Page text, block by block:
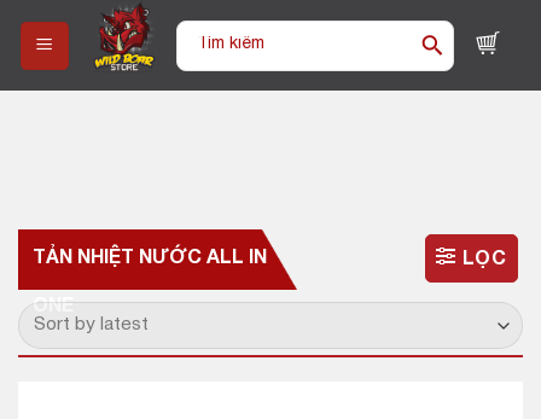
content
Tìm
TẢN NHIỆT NƯỚC ALL IN
ONE
LỌC